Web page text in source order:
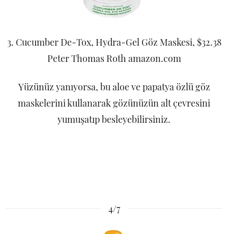
3. Cucumber De-Tox, Hydra-Gel Göz Maskesi, $32.38
Peter Thomas Roth amazon.com
Yüzünüz yanıyorsa, bu aloe ve papatya özlü göz
maskelerini kullanarak gözünüzün alt çevresini
yumuşatıp besleyebilirsiniz.
4/7